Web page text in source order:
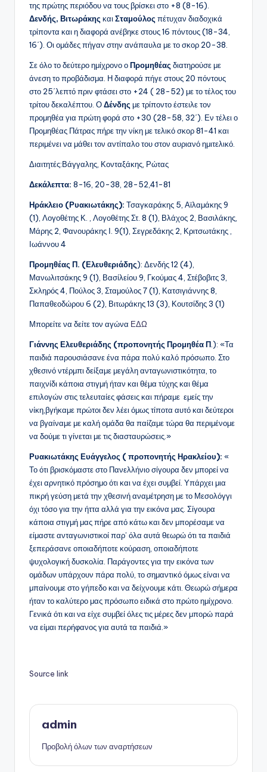
της πρώτης περιόδου να τους βρίσκει στο +8 (8-16).
Δενδής, Βιτωράκης και Σταμούλος πέτυχαν διαδοχικά
τρίποντα και η διαφορά ανέβηκε στους 16 πόντους (18-34,
16΄). Οι ομάδες πήγαν στην ανάπαυλα με το σκορ 20-38.
Σε όλο το δεύτερο ημίχρονο οΠρομηθέας διατηρούσε με
άνεση το προβάδισμα. Η διαφορά πήγε στους 20 πόντους
στο 25΄λεπτό πριν φτάσει στο +24 ( 28-52) με το τέλος του
τρίτου δεκαλέπτου. ΟΔένδης με τρίποντο έστειλε τον
προμηθέα για πρώτη φορά στο +30 (28-58, 32΄). Εν τέλει ο
Προμηθέας Πάτρας πήρε την νίκη με τελικό σκορ 81-41 και
περιμένει να μάθει τον αντίπαλο του στον αυριανό ημιτελικό.
Διαιτητές:Βάγγαλης, Κονταξάκης, Ρώτας
Δεκάλεπτα: 8-16, 20-38, 28-52,41-81
Ηράκλειο (Ρυακιωτάκης): Τσαγκαράκης 5, Αϊλαμάκης 9
(1), Λογοθέτης Κ. , Λογοθέτης Στ. 8 (1), Βλάχος 2, Βασιλάκης,
Μάρης 2, Φανουράκης Ι. 9(1), Σεγρεδάκης 2, Κριτσωτάκης ,
Ιωάννου 4
Προμηθέας Π. (Ελευθεριάδης): Δενδής 12 (4),
Μανωλιτσάκης 9 (1), Βασίλείου 9, Γκούμας 4, Στέβοβιτς 3,
Σκληρός 4, Πούλος 3, Σταμούλος 7 (1), Κατσιγιάννης 8,
Παπαθεοδώρου 6 (2), Βιτωράκης 13 (3), Κουτσίδης 3 (1)
Μπορείτε να δείτε τον αγώνα ΕΔΩ
Γιάννης Ελευθεριάδης (προπονητής Προμηθέα Π.): «Τα
παιδιά παρουσιάσανε ένα πάρα πολύ καλό πρόσωπο. Στο
χθεσινό ντέρμπι δείξαμε μεγάλη ανταγωνιστικότητα, το
παιχνίδι κάποια στιγμή ήταν και θέμα τύχης και θέμα
επιλογών στις τελευταίες φάσεις και πήραμε εμείς την
νίκη,βγήκαμε πρώτοι δεν λέει όμως τίποτα αυτό και δεύτεροι
να βγαίναμε με καλή ομάδα θα παίζαμε τώρα θα περιμένομε
να δούμε τι γίνεται με τις διασταυρώσεις.»
Ρυακιωτάκης Ευάγγελος ( προπονητής Ηρακλείου): «
Το ότι βρισκόμαστε στο Πανελλήνιο σίγουρα δεν μπορεί να
έχει αρνητικό πρόσημο ότι και να έχει συμβεί. Υπάρχει μια
πικρή γεύση μετά την χθεσινή αναμέτρηση με το Μεσολόγγι
όχι τόσο για την ήττα αλλά για την εικόνα μας. Σίγουρα
κάποια στιγμή μας πήρε από κάτω και δεν μπορέσαμε να
είμαστε ανταγωνιστικοί παρ’ όλα αυτά θεωρώ ότι τα παιδιά
ξεπεράσανε οποιαδήποτε κούραση, οποιαδήποτε
ψυχολογική δυσκολία. Παράγοντες για την εικόνα των
ομάδων υπάρχουν πάρα πολύ, το σημαντικό όμως είναι να
μπαίνουμε στο γήπεδο και να δείχνουμε κάτι. Θεωρώ σήμερα
ήταν το καλύτερο μας πρόσωπο ειδικά στο πρώτο ημίχρονο.
Γενικά ότι και να είχε συμβεί όλες τις μέρες δεν μπορώ παρά
να είμαι περήφανος για αυτά τα παιδιά.»
Source link
admin
Προβολή όλων των αναρτήσεων